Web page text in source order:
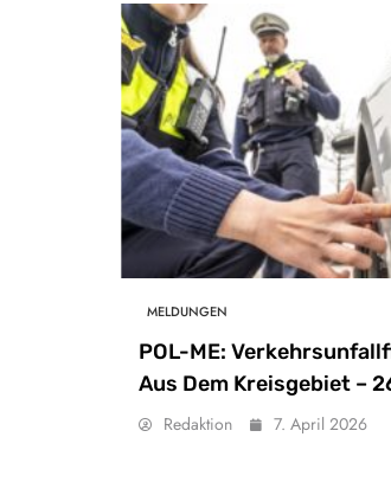
MELDUNGEN
POL-ME:
Aus Dem Kreisgebiet –
Redaktion 7. April 2026